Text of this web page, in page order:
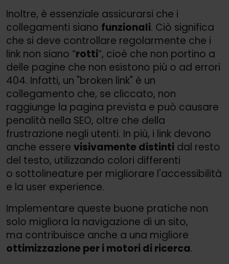
Inoltre, è essenziale assicurarsi che i
collegamenti siano funzionali. Ciò significa
che si deve controllare regolarmente che i
link non siano “rotti”, cioè che non portino a
delle pagine che non esistono più o ad errori
404. Infatti, un "broken link" è un
collegamento che, se cliccato, non
raggiunge la pagina prevista e può causare
penalità nella SEO, oltre che della
frustrazione negli utenti. In più, i link devono
anche essere visivamente distinti dal resto
del testo, utilizzando colori differenti
o sottolineature per migliorare l'accessibilità
e la user experience.
Implementare queste buone pratiche non
solo migliora la navigazione di un sito,
ma contribuisce anche a una migliore
ottimizzazione per i motori di ricerca.